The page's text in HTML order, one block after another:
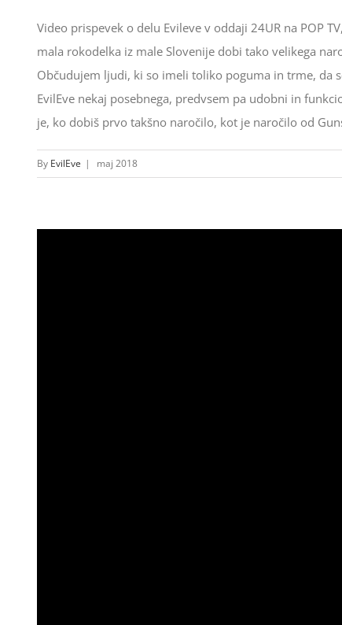
Video prispevek o delu Evileve v oddaji 24UR na POP
mala rokodelka iz male Slovenije dobi tako velikega
Občudujem ljudi, ki so imeli toliko poguma in trme, da
EvilEve nekaj posebnega, predvsem pa udobni in
je, ko dobiš prvo takšno naročilo, kot je naročilo od
By EvilEve | maj 2018